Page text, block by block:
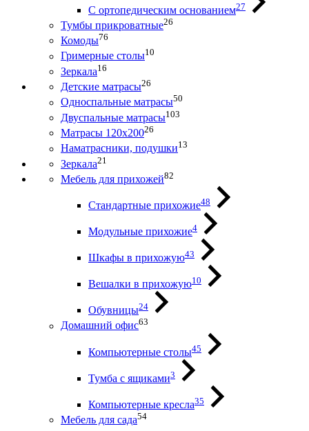
С ортопедическим основанием27
Тумбы прикроватные26
Комоды76
Гримерные столы10
Зеркала16
Детские матрасы26
Односпальные матрасы50
Двуспальные матрасы103
Матрасы 120х20026
Наматрасники, подушки13
Зеркала21
Мебель для прихожей82
Стандартные прихожие48
Модульные прихожие4
Шкафы в прихожую43
Вешалки в прихожую10
Обувницы24
Домашний офис63
Компьютерные столы45
Тумба с ящиками3
Компьютерные кресла35
Мебель для сада54